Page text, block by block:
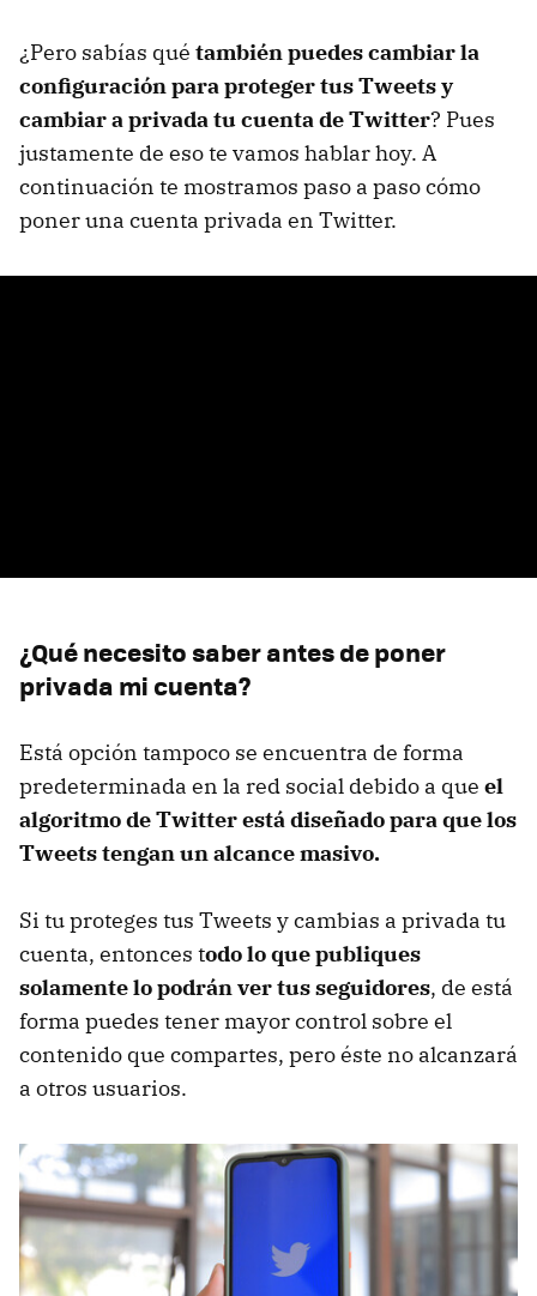
¿Pero sabías qué también puedes cambiar la
configuración para proteger tus Tweets y
cambiar a privada tu cuenta de Twitter? Pues
justamente de eso te vamos hablar hoy. A
continuación te mostramos paso a paso cómo
poner una cuenta privada en Twitter.
¿Qué necesito saber antes de poner
privada mi cuenta?
Está opción tampoco se encuentra de forma
predeterminada en la red social debido a que el
algoritmo de Twitter está diseñado para que los
Tweets tengan un alcance masivo.
Si tu proteges tus Tweets y cambias a privada tu
cuenta, entonces todo lo que publiques
solamente lo podrán ver tus seguidores, de está
forma puedes tener mayor control sobre el
contenido que compartes, pero éste no alcanzará
a otros usuarios.